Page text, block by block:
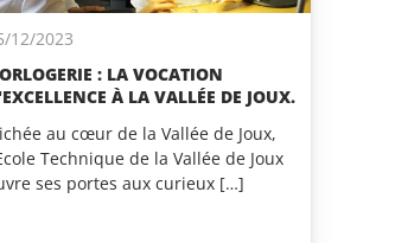
12/2023
: LA VOCATION
À LA VALLÉE DE JOUX.
au cœur de la Vallée de Joux,
Technique de la Vallée de Joux
ses portes aux curieux […]